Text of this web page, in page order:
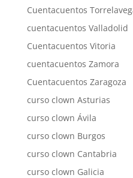
Cuentacuentos
cuentacuentos Valladolid
Cuentacuentos Vitoria
cuentacuentos Zamora
Cuentacuentos Zaragoza
curso clown Asturias
curso clown Ávila
curso clown Burgos
curso clown Cantabria
curso clown Galicia